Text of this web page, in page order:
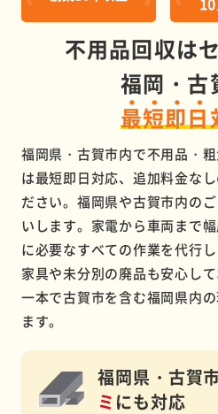
不用品回収は
福岡・古
最短即日
福岡県・古賀市内で不用品・
は最短即日対応、追加料金な
ださい。福岡県や古賀市内の
いします。家電から車両まで
に必要なすべての作業を代行
家具や未分別の廃品も安心し
一本で古賀市を含む福岡県内
ます。
福岡県・古賀
ミ にも対応